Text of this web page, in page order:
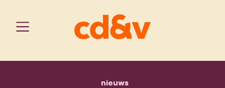
home
nieuwsleefloon blijft stijgen